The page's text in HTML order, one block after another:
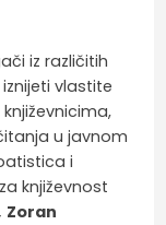
iz različitih
vlastite
u javnom
i
književnost
Zoran